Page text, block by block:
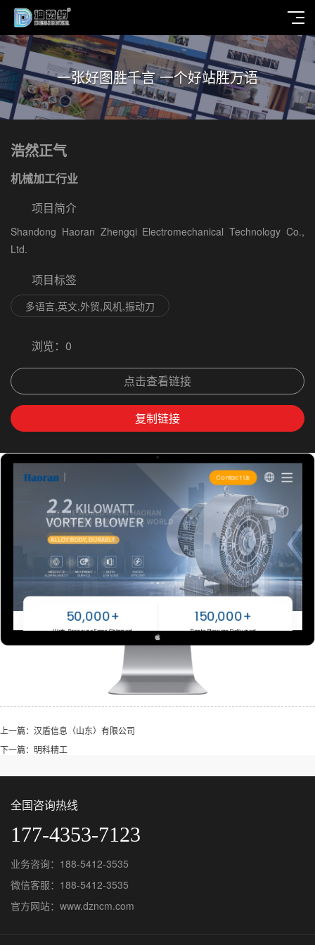
一张好图胜千言 一个好站胜万语
浩然正气
机械加工行业
项目简介
Shandong Haoran Zhengqi Electromechanical Technology Co.,
Ltd.
项目标签
多语言,英文,外贸,风机,振动刀
浏览： 0
点击查看链接
复制链接
上一篇：汉盾信息（山东）有限公司
下一篇：明科精工
全国咨询热线
177-4353-7123
业务咨询：188-5412-3535
微信客服：188-5412-3535
官方网站：www.dzncm.com